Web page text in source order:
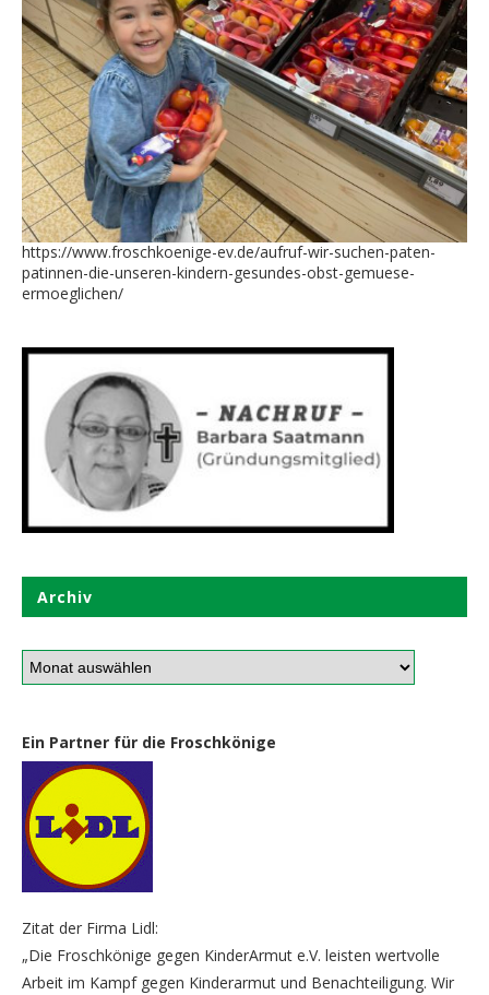
https://www.froschkoenige-ev.de/aufruf-wir-suchen-paten-
patinnen-die-unseren-kindern-gesundes-obst-gemuese-
ermoeglichen/
Archiv
Ein Partner für die Froschkönige
Zitat der Firma Lidl:
„Die Froschkönige gegen KinderArmut e.V. leisten wertvolle
Arbeit im Kampf gegen Kinderarmut und Benachteiligung. Wir